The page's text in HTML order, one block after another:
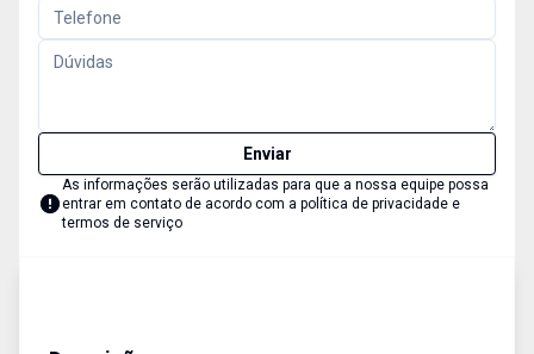
Enviar
As informações serão utilizadas para que a nossa equipe possa
entrar em contato de acordo com a política de privacidade e
termos de serviço